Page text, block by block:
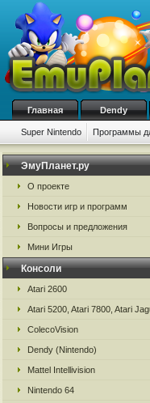
Главная Dendy
Super Nintendo Программы
ЭмуПланет.ру
О проекте
Новости игр и программ
Вопросы и предложения
Мини Игры
Консоли
Atari 2600
Atari 5200, Atari 7800, Atari
ColecoVision
Dendy (Nintendo)
Mattel Intellivision
Nintendo 64